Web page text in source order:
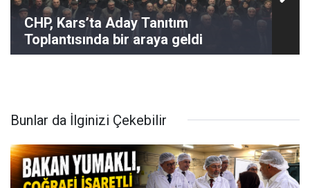
CHP, Kars’ta Aday Tanıtım
Toplantısında bir araya geldi
Bunlar da İlginizi Çekebilir